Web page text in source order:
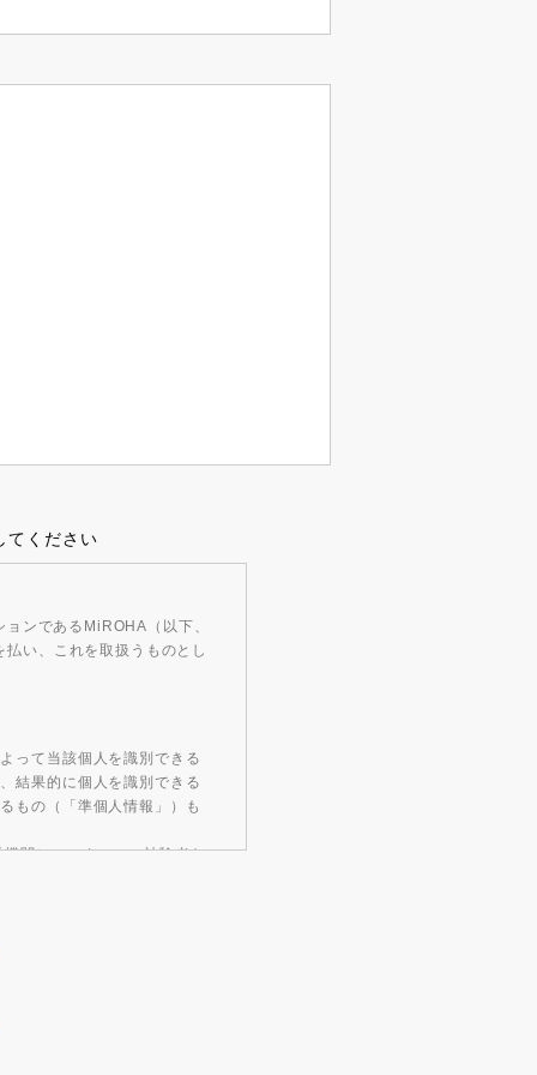
てください
ンであるMiROHA（以下、
い、これを取扱うものとし
って当該個人を識別できる
結果的に個人を識別できる
もの（「準個人情報」）も
関）のスタッフ、被験者を